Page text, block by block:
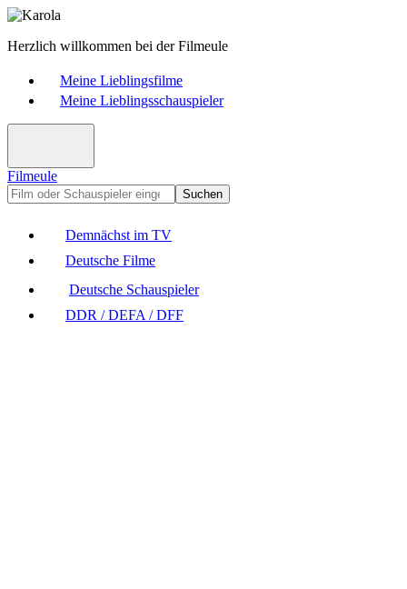
Herzlich willkommen bei der Filmeule
Meine Lieblingsfilme
Meine Lieblingsschauspieler
Filmeule
Suchen
Demnächst im TV
Deutsche Filme
Deutsche Schauspieler
DDR / DEFA / DFF